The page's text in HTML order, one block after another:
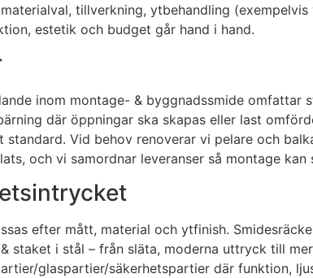
tillverkning, ytbehandling
estetik och budget går hand i hand.
inom montage- & byggnadssmide omfattar
där öppningar ska skapas eller last
Vid behov renoverar vi pelare och
och vi samordnar leveranser så montage
efter mått, material och ytfinish.
i stål – från släta, moderna uttryck till
glaspartier/säkerhetspartier där funktion,